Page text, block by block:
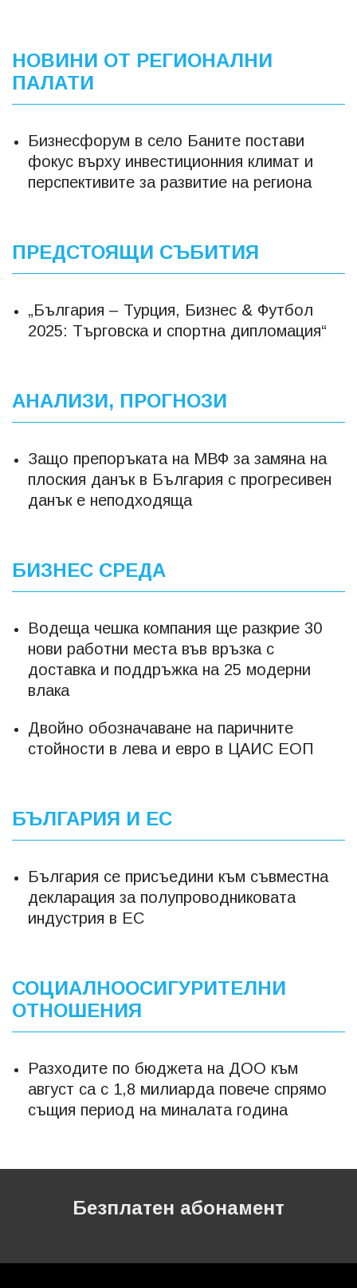
НОВИНИ ОТ РЕГИОНАЛНИ
ПАЛАТИ
Бизнесфорум в село Баните постави
фокус върху инвестиционния климат и
перспективите за развитие на региона
ПРЕДСТОЯЩИ СЪБИТИЯ
„България – Турция, Бизнес & Футбол
2025: Търговска и спортна дипломация“
АНАЛИЗИ, ПРОГНОЗИ
Защо препоръката на МВФ за замяна на
плоския данък в България с прогресивен
данък е неподходяща
БИЗНЕС СРЕДА
Водеща чешка компания ще разкрие 30
нови работни места във връзка с
доставка и поддръжка на 25 модерни
влака
Двойно обозначаване на паричните
стойности в лева и евро в ЦАИС ЕОП
БЪЛГАРИЯ И ЕС
България се присъедини към съвместна
декларация за полупроводниковата
индустрия в ЕС
СОЦИАЛНООСИГУРИТЕЛНИ
ОТНОШЕНИЯ
Разходите по бюджета на ДОО към
август са с 1,8 милиарда повече спрямо
същия период на миналата година
Безплатен абонамент